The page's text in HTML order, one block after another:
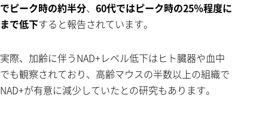
でピーク時の約半分、 60代ではピーク時の25％程度に
まで低下すると報告されています。
実際、加齢に伴うNAD+レベル低下はヒト臓器や血中
でも観察されており、高齢マウスの半数以上の組織で
NAD+が有意に減少していたとの研究もあります。